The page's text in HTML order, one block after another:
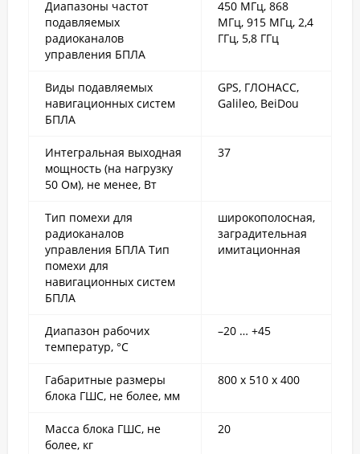
Диапазоны частот
подавляемых
радиоканалов
управления БПЛА
450 МГц, 868
МГц, 915 МГц, 2,4
ГГц, 5,8 ГГц
Виды подавляемых
навигационных систем
БПЛА
GPS, ГЛОНАСС,
Galileo, BeiDou
Интегральная выходная
мощность (на нагрузку
50 Ом), не менее, Вт
37
Тип помехи для
радиоканалов
управления БПЛА Тип
помехи для
навигационных систем
БПЛА
широкополосная,
заградительная
имитационная
Диапазон рабочих
температур, °С
–20 … +45
Габаритные размеры
блока ГШС, не более, мм
800 х 510 х 400
Масса блока ГШС, не
более, кг
20